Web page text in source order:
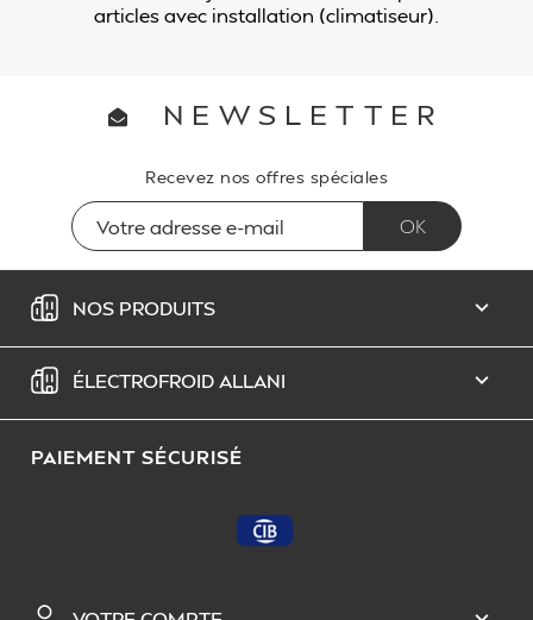
articles avec installation (climatiseur).
NEWSLETTER
Recevez nos offres spéciales
NOS PRODUITS 
ÉLECTROFROID ALLANI 
PAIEMENT SÉCURISÉ